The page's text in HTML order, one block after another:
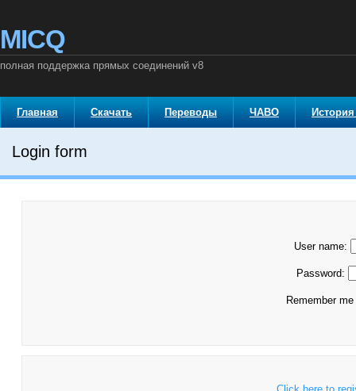
MICQ
полная поддержка прямых соединений v8
Главная Скачать Переводы ЧАВО
Login form
User name:
Password:
Remember